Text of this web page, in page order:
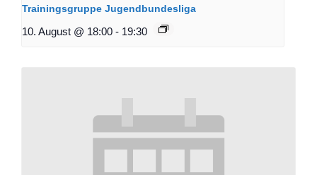
Trainingsgruppe Jugendbundesliga
10. August @ 18:00 - 19:30